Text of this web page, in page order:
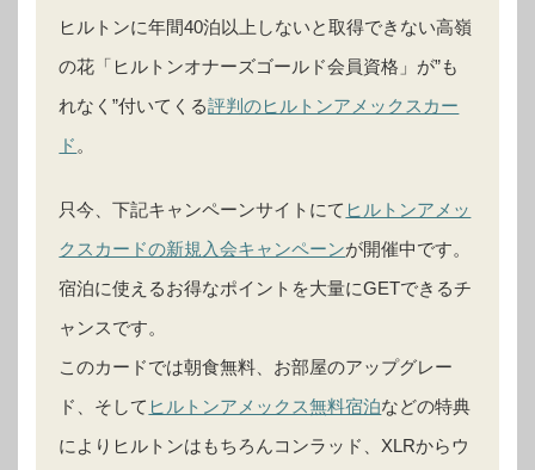
ヒルトンに年間40泊以上しないと取得できない高嶺
の花「ヒルトンオナーズゴールド会員資格」が”も
れなく”付いてくる評判のヒルトンアメックスカー
ド。
只今、下記キャンペーンサイトにて ヒルトンアメッ
クスカードの新規入会キャンペーンが開催中です。
宿泊に使えるお得なポイントを大量にGETできるチ
ャンスです。
このカードでは朝食無料、お部屋のアップグレー
ド、そして ヒルトンアメックス無料宿泊などの特典
によりヒルトンはもちろんコンラッド、XLRからウ